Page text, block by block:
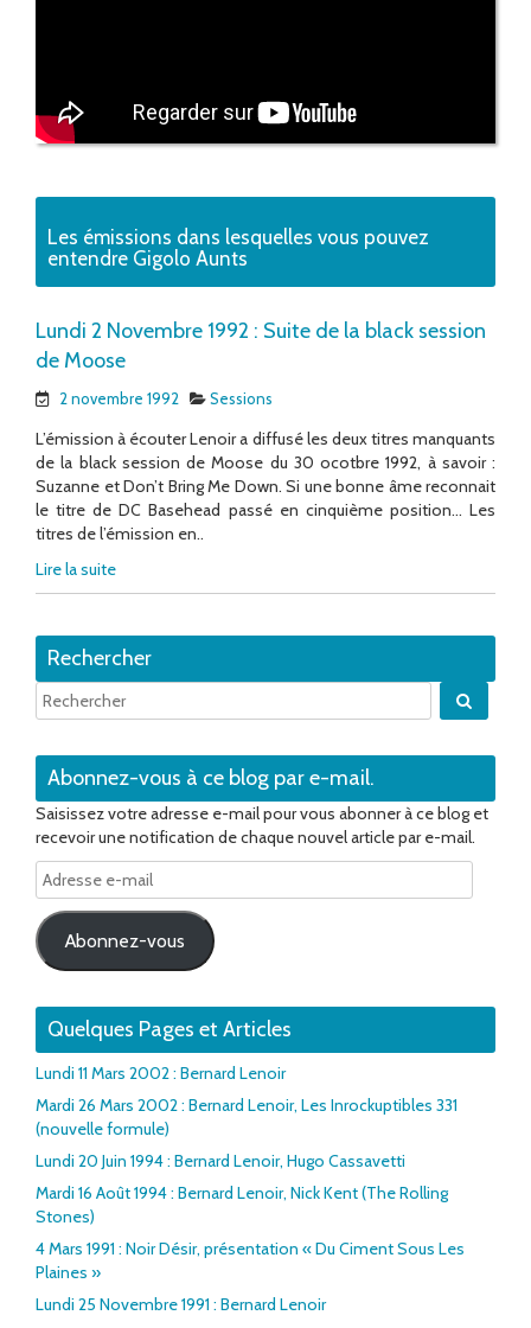
Les émissions dans lesquelles vous pouvez
entendre Gigolo Aunts
Lundi 2 Novembre 1992 : Suite de la black session
de Moose
2 novembre 1992 Sessions
L’émission à écouter Lenoir a diffusé les deux titres manquants
de la black session de Moose du 30 ocotbre 1992, à savoir :
Suzanne et Don’t Bring Me Down. Si une bonne âme reconnait
le titre de DC Basehead passé en cinquième position… Les
titres de l’émission en..
Lire la suite
Rechercher
Abonnez-vous à ce blog par e-mail.
Saisissez votre adresse e-mail pour vous abonner à ce blog et
recevoir une notification de chaque nouvel article par e-mail.
Adresse
e-
mail
Abonnez-vous
Quelques Pages et Articles
Lundi 11 Mars 2002 : Bernard Lenoir
Mardi 26 Mars 2002 : Bernard Lenoir, Les Inrockuptibles 331
(nouvelle formule)
Lundi 20 Juin 1994 : Bernard Lenoir, Hugo Cassavetti
Mardi 16 Août 1994 : Bernard Lenoir, Nick Kent (The Rolling
Stones)
4 Mars 1991 : Noir Désir, présentation « Du Ciment Sous Les
Plaines »
Lundi 25 Novembre 1991 : Bernard Lenoir